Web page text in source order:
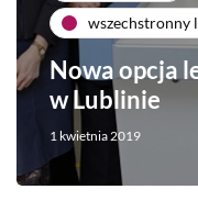
wszechstronny
Nowa opcja
w Lublinie
1 kwietnia 2019